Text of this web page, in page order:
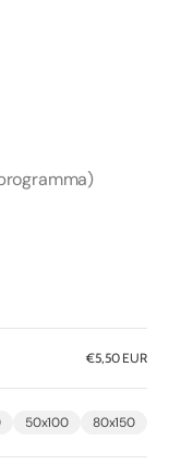
Normale
€5,50 EUR
50x100 80x150